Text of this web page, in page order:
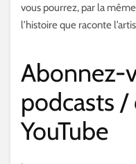
vous pourrez, par la
l’histoire que raconte
Abonnez-
podcasts /
YouTube